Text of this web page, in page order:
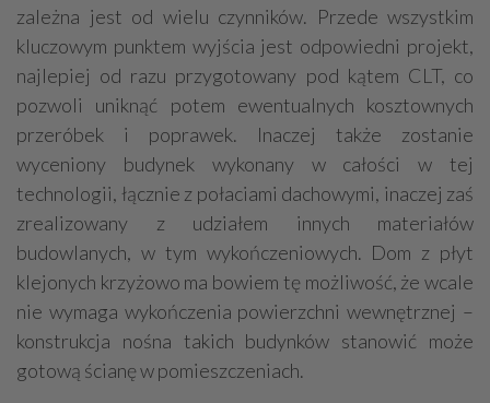
zależna jest od wielu czynników. Przede wszystkim
kluczowym punktem wyjścia jest odpowiedni projekt,
najlepiej od razu przygotowany pod kątem CLT, co
pozwoli uniknąć potem ewentualnych kosztownych
przeróbek i poprawek. Inaczej także zostanie
wyceniony budynek wykonany w całości w tej
technologii, łącznie z połaciami dachowymi, inaczej zaś
zrealizowany z udziałem innych materiałów
budowlanych, w tym wykończeniowych. Dom z płyt
klejonych krzyżowo ma bowiem tę możliwość, że wcale
nie wymaga wykończenia powierzchni wewnętrznej –
konstrukcja nośna takich budynków stanowić może
gotową ścianę w pomieszczeniach.